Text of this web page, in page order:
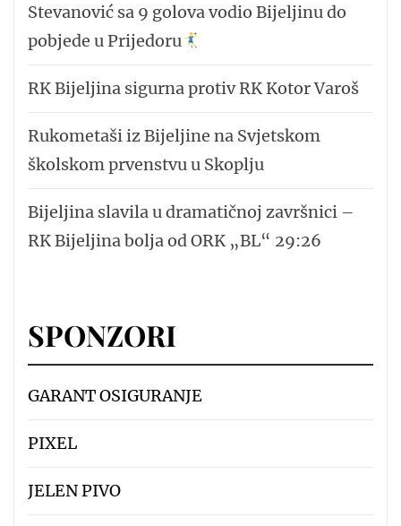
Stevanović sa 9 golova vodio Bijeljinu do
pobjede u Prijedoru
RK Bijeljina sigurna protiv RK Kotor Varoš
Rukometaši iz Bijeljine na Svjetskom
školskom prvenstvu u Skoplju
Bijeljina slavila u dramatičnoj završnici –
RK Bijeljina bolja od ORK „BL“ 29:26
SPONZORI
GARANT OSIGURANJE
PIXEL
JELEN PIVO